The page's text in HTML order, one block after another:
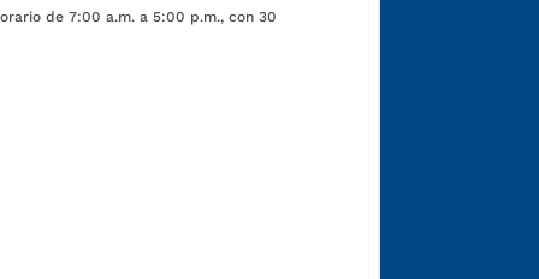
de 7:00 a.m. a 5:00 p.m., con 30